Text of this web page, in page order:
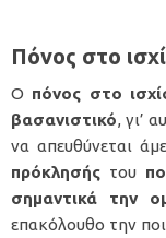
Πόνος στο
Ο πόνος στο
βασανιστικό, γι’
να απευθύνεται
πρόκλησής του
σημαντικά την
επακόλουθο την